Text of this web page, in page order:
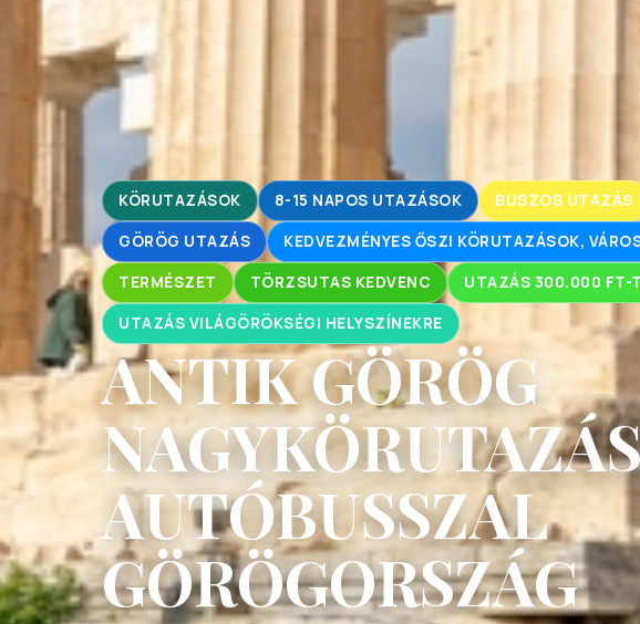
KÖRUTAZÁSOK 8-15 NAPOS UTAZÁSOK BUSZOS UTAZÁS
GÖRÖG UTAZÁS KEDVEZMÉNYES ŐSZI KÖRUTAZÁSOK,
TERMÉSZET TÖRZSUTAS KEDVENC UTAZÁS 300.000 FT-
UTAZÁS VILÁGÖRÖKSÉGI HELYSZÍNEKRE
ANTIK GÖRÖG
AUTÓBUSSZAL
GÖRÖGORSZÁG